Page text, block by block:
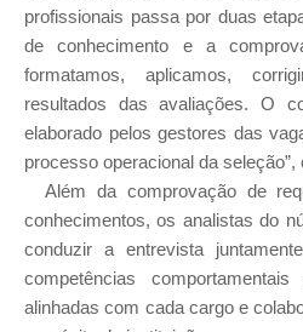
profissionais passa por duas
de conhecimento e a
formatamos, aplicamos,
resultados das avaliações. O
elaborado pelos gestores das
processo operacional da
Além da comprovação de
conhecimentos, os analistas do
conduzir a entrevista
competências
alinhadas com cada cargo e